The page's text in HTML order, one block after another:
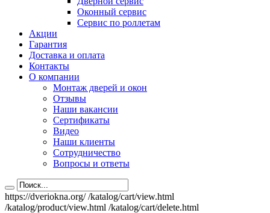
Оконный сервис
Сервис по роллетам
Акции
Гарантия
Доставка и оплата
Контакты
О компании
Монтаж дверей и окон
Отзывы
Наши вакансии
Сертификаты
Видео
Наши клиенты
Сотрудничество
Вопросы и ответы
https://dveriokna.org/ /katalog/cart/view.html
/katalog/product/view.html /katalog/cart/delete.html